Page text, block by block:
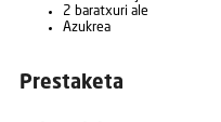
2 baratxuri ale
Azukrea
Prestaketa